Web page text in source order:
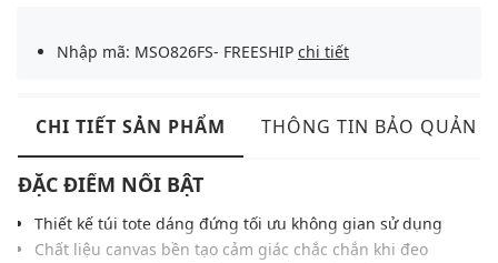
Nhập mã: MSO826FS- FREESHIP chi tiết
CHI TIẾT SẢN PHẨM THÔNG TIN BẢO QUẢN
ĐẶC ĐIỂM NỔI BẬT
Thiết kế túi tote dáng đứng tối ưu không gian sử dụng
Chất liệu canvas bền tạo cảm giác chắc chắn khi đeo